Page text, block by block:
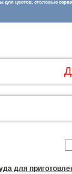
цветов, столовые
для